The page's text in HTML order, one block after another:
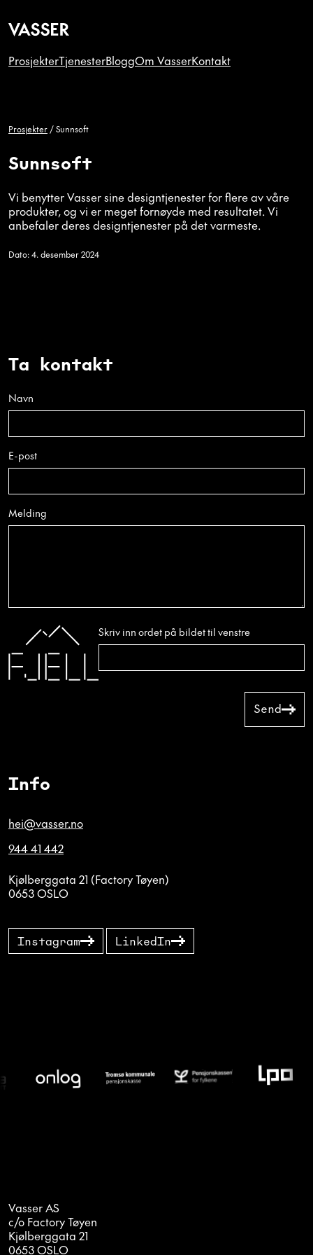
ProsjekterTjenesterBloggOm VasserKontakt
Prosjekter /Sunnsoft
Sunnsoft
Vi benytter Vasser sine designtjenester for flere av våre
produkter, og vi er meget fornøyde med resultatet. Vi
anbefaler deres designtjenester på det varmeste.
Dato: 4. desember 2024
Ta kontakt
Navn
E-post
Melding
Skriv inn ordet på bildet til venstre
Send
Info
hei@vasser.no
944 41 442
Kjølberggata 21 (Factory Tøyen)
0653 OSLO
Instagram LinkedIn
Vasser AS
c/o Factory Tøyen
Kjølberggata 21
0653 OSLO